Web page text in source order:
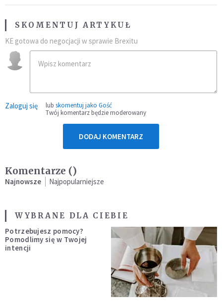
SKOMENTUJ ARTYKUŁ
KE gotowa do negocjacji w sprawie Brexitu
Zaloguj się lub skomentuj jako Gość
Twój komentarz będzie moderowany
DODAJ KOMENTARZ
Komentarze ()
Najnowsze Najpopularniejsze
WYBRANE DLA CIEBIE
Potrzebujesz pomocy?
Pomodlimy się w Twojej
intencji